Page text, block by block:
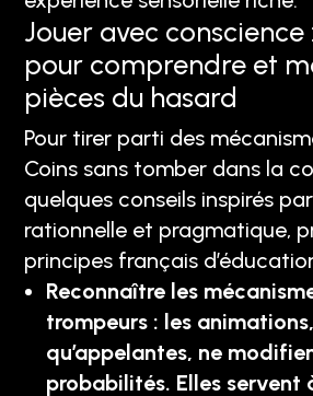
Jouer avec conscience
pour comprendre et
pièces du hasard
Pour tirer parti des
Coins sans tomber dans la
quelques conseils inspirés
rationnelle et pragmatique,
principes français
Reconnaître les
trompeurs : les
qu’appelantes, ne
probabilités. Elles servent